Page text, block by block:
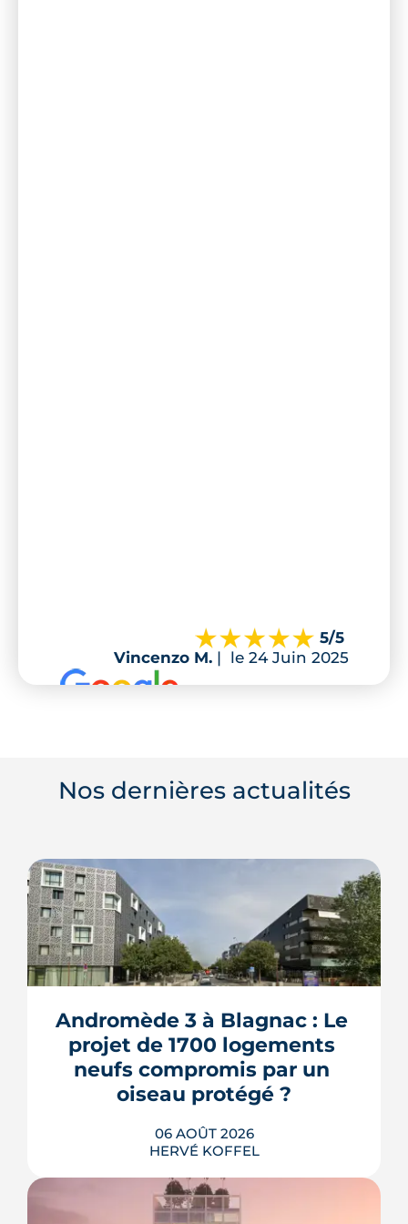
5/5
Vincenzo M. | le 24 Juin 2025
Nos dernières actualités
Andromède 3 à Blagnac : Le
projet de 1700 logements
neufs compromis par un
oiseau protégé ?
06 AOÛT 2026
HERVÉ KOFFEL